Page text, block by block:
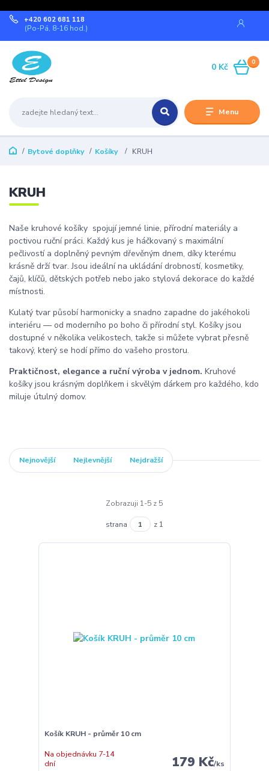
Menu
+420 602 681 118
(Po-Pá, 8-16 hod.)
0
0 Kč
Bytové doplňky Košíky KRUH
KRUH
Naše kruhové košíky spojují jemné linie, přírodní materiály a
poctivou ruční práci. Každý kus je háčkovaný s maximální
pečlivostí a doplněný pevným dřevěným dnem, díky kterému
krásně drží tvar. Jsou ideální na ukládání drobností, kosmetiky,
čajů, klíčů, dětských potřeb nebo jako stylová dekorace do každé
místnosti.
Kulatý tvar působí harmonicky a snadno zapadne do jakéhokoli
interiéru — od moderního po boho či přírodní styl. Košíky jsou
dostupné v několika velikostech, takže si můžete vybrat přesně
takový, který se hodí přímo do vašeho prostoru.
Praktičnost, elegance a ruční výroba v jednom. Kruhové
košíky jsou krásným doplňkem i skvělým dárkem pro každého, kdo
miluje útulný domov.
Nejnovější Nejlevnější Nejdražší
Zobrazuji 1-5 z 5
strana z 1
Košík KRUH - průměr 10 cm
179 Kč/ks
Na objednávku 7-14
dní